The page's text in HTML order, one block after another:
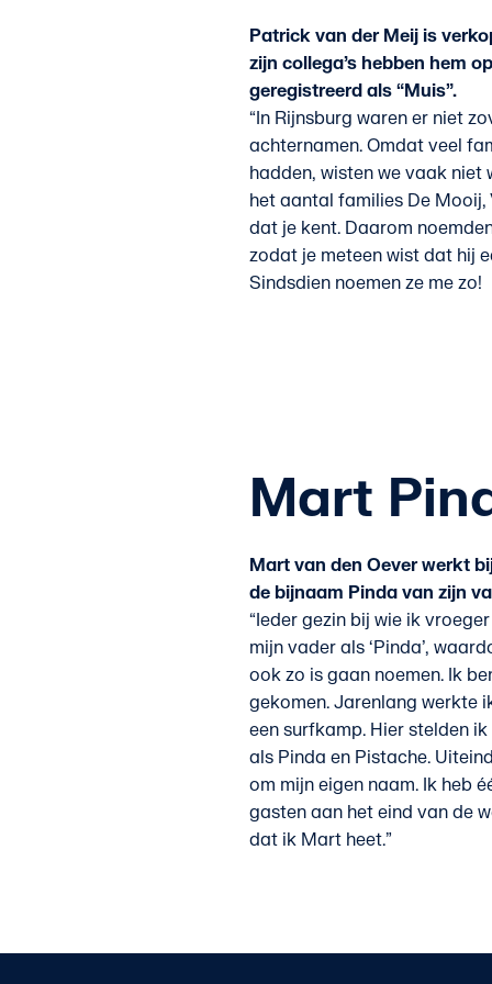
Patrick van der Meij is
zijn collega’s hebben hem
geregistreerd als “Muis”.
“In Rijnsburg waren er niet
achternamen. Omdat veel
hadden, wisten we vaak niet
het aantal families De Mooij,
dat je kent. Daarom
zodat je meteen wist dat hij
Sindsdien noemen ze me zo!
Mart
Mart van den Oever werkt
de bijnaam Pinda van zijn
“Ieder gezin bij wie ik
mijn vader als ‘Pinda’,
ook zo is gaan noemen. Ik
gekomen. Jarenlang werkte
een surfkamp. Hier stelden
als Pinda en Pistache.
om mijn eigen naam. Ik heb
gasten aan het eind van de
dat ik Mart heet.”